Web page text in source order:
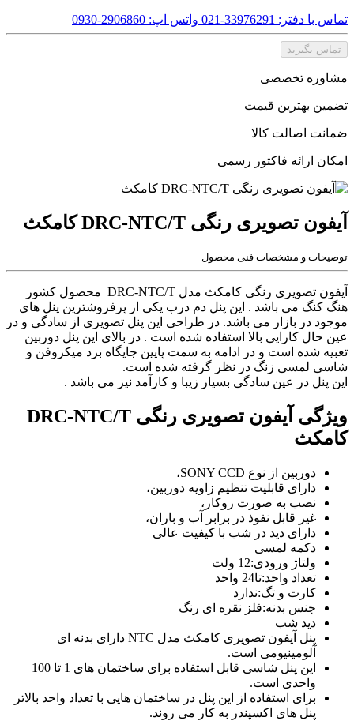
تماس با دفتر: 33976291-021 واتس اپ: 2906860-0930
تماس بگیرید
مشاوره تخصصی
تضمین بهترین قیمت
ضمانت اصالت کالا
امکان ارائه فاکتور رسمی
آیفون تصویری رنگی DRC-NTC/T کامکث
توضیحات و مشخصات فنی محصول
آیفون تصویری رنگی کامکث مدل DRC-NTC/T محصول کشور
هنگ کنگ می باشد . این پنل دم درب یکی از پرفروشترین پنل های
موجود در بازار می باشد. در طراحی این پنل تصویری از سادگی و در
عین حال کارایی بالا استفاده شده است . در بالای این پنل دوربین
تعبیه شده است و در ادامه به سمت پایین جایگاه برد میکروفن و
شاسی لمسی زنگ در نظر گرفته شده است.
این پنل در عین سادگی بسیار زیبا و کارآمد نیز می باشد .
ویژگی آیفون تصویری رنگی DRC-NTC/T
کامکث
دوربین از نوع SONY CCD،
دارای قابلیت تنظیم زاویه دوربین،
نصب به صورت روکار،
غیر قابل نفوذ در برابر آب و باران،
دارای دید در شب با کیفیت عالی
دکمه لمسی
ولتاژ ورودی:12 ولت
تعداد واحد:تا24 واحد
کارت و تگ:ندارد
جنس بدنه:فلز نقره ای رنگ
دید شب
پنل آیفون تصویری کامکث مدل NTC دارای بدنه ای
آلومینیومی است.
این پنل شاسی قابل استفاده برای ساختمان های 1 تا 100
واحدی است.
برای استفاده از این پنل در ساختمان هایی با تعداد واحد بالاتر
پنل های اکسپندر به کار می روند.